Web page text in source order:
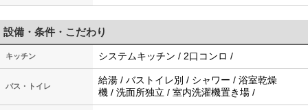
設備・条件・こだわり
キッチン システムキッチン / 2口コンロ /
バス・トイレ
給湯 / バストイレ別 / シャワー / 浴室乾燥
機 / 洗面所独立 / 室内洗濯機置き場 /